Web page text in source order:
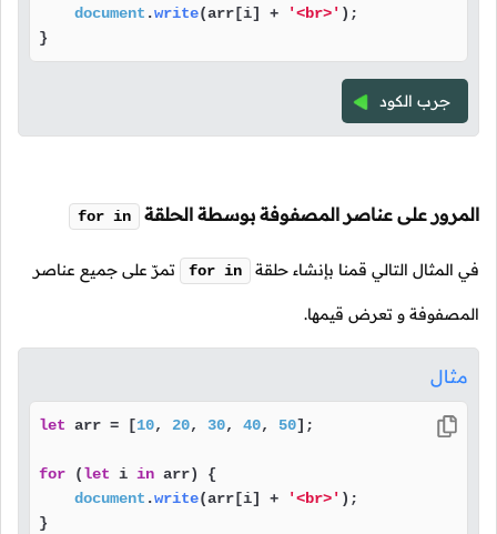
document .write(arr[i] + '<br>' );
}
جرب الكود
المرور على عناصر المصفوفة بوسطة الحلقة for in
في المثال التالي قمنا بإنشاء حلقة for in تمرّ على جميع عناصر
المصفوفة و تعرض قيمها.
مثال
let arr = [10, 20, 30, 40, 50];
for (let i in arr) {
document .write(arr[i] + '<br>' );
}